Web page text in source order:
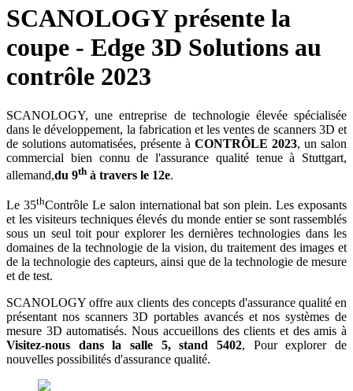
SCANOLOGY présente la
coupe - Edge 3D Solutions au
contrôle 2023
SCANOLOGY, une entreprise de technologie élevée spécialisée
dans le développement, la fabrication et les ventes de scanners 3D et
de solutions automatisées, présente à CONTRÔLE 2023, un salon
commercial bien connu de l'assurance qualité tenue à Stuttgart,
allemand,du 9th à travers le 12e.
Le 35thContrôle Le salon international bat son plein. Les exposants
et les visiteurs techniques élevés du monde entier se sont rassemblés
sous un seul toit pour explorer les dernières technologies dans les
domaines de la technologie de la vision, du traitement des images et
de la technologie des capteurs, ainsi que de la technologie de mesure
et de test.
SCANOLOGY offre aux clients des concepts d'assurance qualité en
présentant nos scanners 3D portables avancés et nos systèmes de
mesure 3D automatisés. Nous accueillons des clients et des amis à
Visitez-nous dans la salle 5, stand 5402, Pour explorer de
nouvelles possibilités d'assurance qualité.